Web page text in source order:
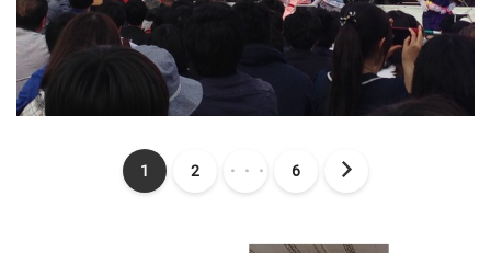
1 2 ・・・ 6